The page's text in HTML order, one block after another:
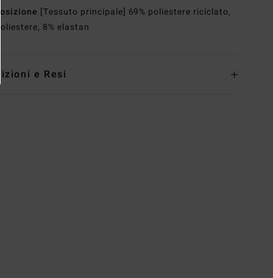
[Tessuto principale] 69% poliestere riciclato,
8% elastan
e Resi